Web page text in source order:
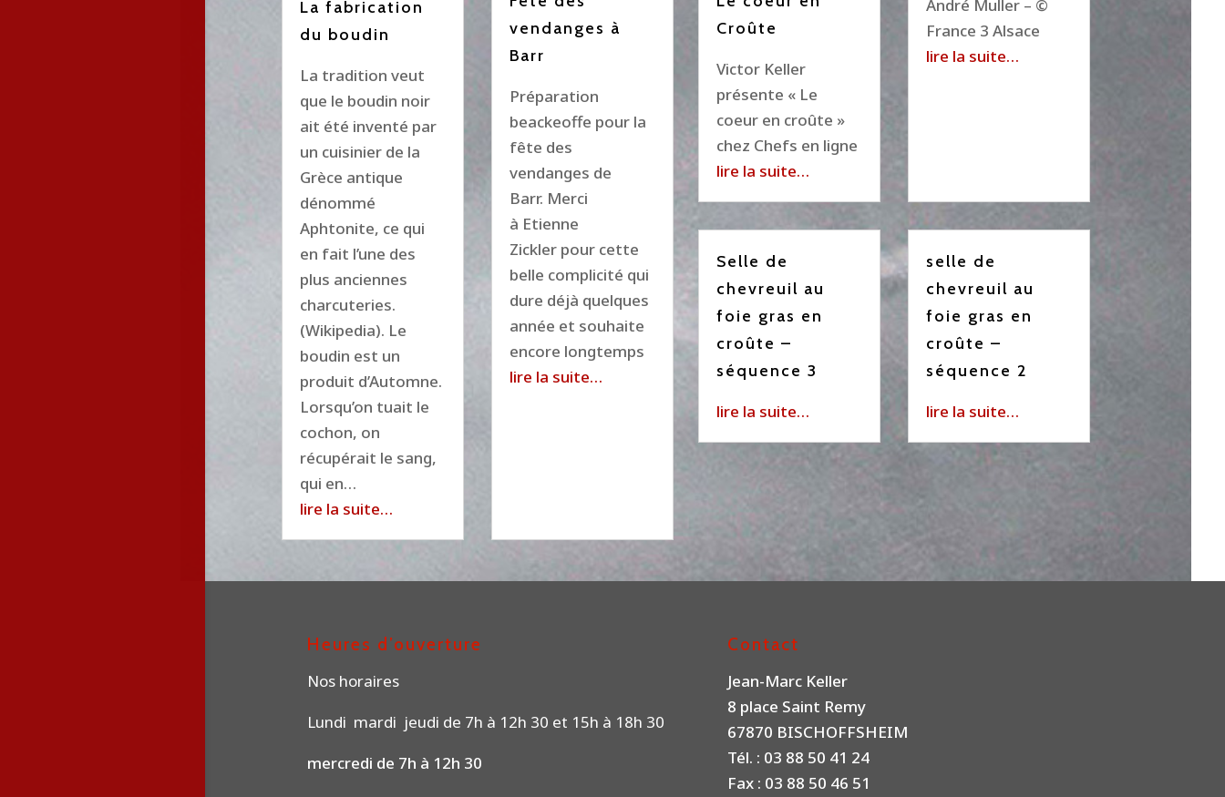
La fabrication
du boudin
La tradition veut
que le boudin noir
ait été inventé par
un cuisinier de la
Grèce antique
dénommé
Aphtonite, ce qui
en fait l’une des
plus anciennes
charcuteries.
(Wikipedia). Le
boudin est un
produit d’Automne.
Lorsqu’on tuait le
cochon, on
récupérait le sang,
qui en…
lire la suite…
vendanges à
Barr
Préparation
beackeoffe pour la
fête des
vendanges de
Barr. Merci
à Etienne
Zickler pour cette
belle complicité qui
dure déjà quelques
année et souhaite
encore longtemps
lire la suite…
Croûte
Victor Keller
présente « Le
coeur en croûte »
chez Chefs en ligne
lire la suite…
André Muller – ©
France 3 Alsace
lire la suite…
Selle de
chevreuil au
foie gras en
croûte –
séquence 3
lire la suite…
selle de
chevreuil au
foie gras en
croûte –
séquence 2
lire la suite…
Heures d’ouverture
Nos horaires
Lundi mardi jeudi de 7h à 12h 30 et 15h à 18h 30
mercredi de 7h à 12h 30
Contact
Jean-Marc Keller
8 place Saint Remy
67870 BISCHOFFSHEIM
Tél. : 03 88 50 41 24
Fax : 03 88 50 46 51